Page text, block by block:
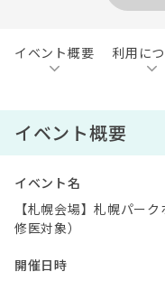
イベント概要 利用に
イベント概要
イベント名
【札幌会場】札幌パー
修医対象）
開催日時